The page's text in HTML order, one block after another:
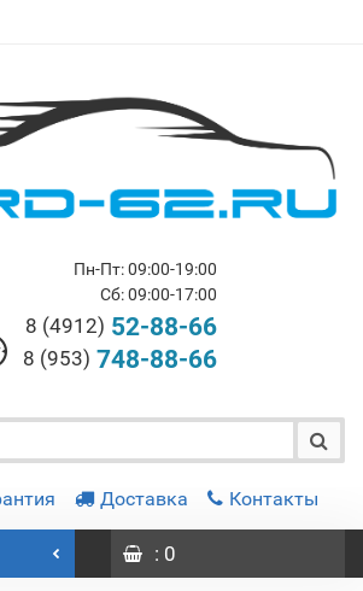
Пн-Пт: 09:00-19:00
Сб: 09:00-17:00
8 (4912) 52-88-66
8 (953) 748-88-66
Доставка Контакты
: 0